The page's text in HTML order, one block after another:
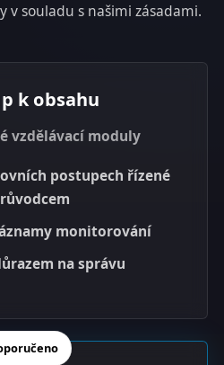
v souladu s našimi zásadami.
k obsahu
vzdělávací moduly
postupech řízené
monitorování
na správu